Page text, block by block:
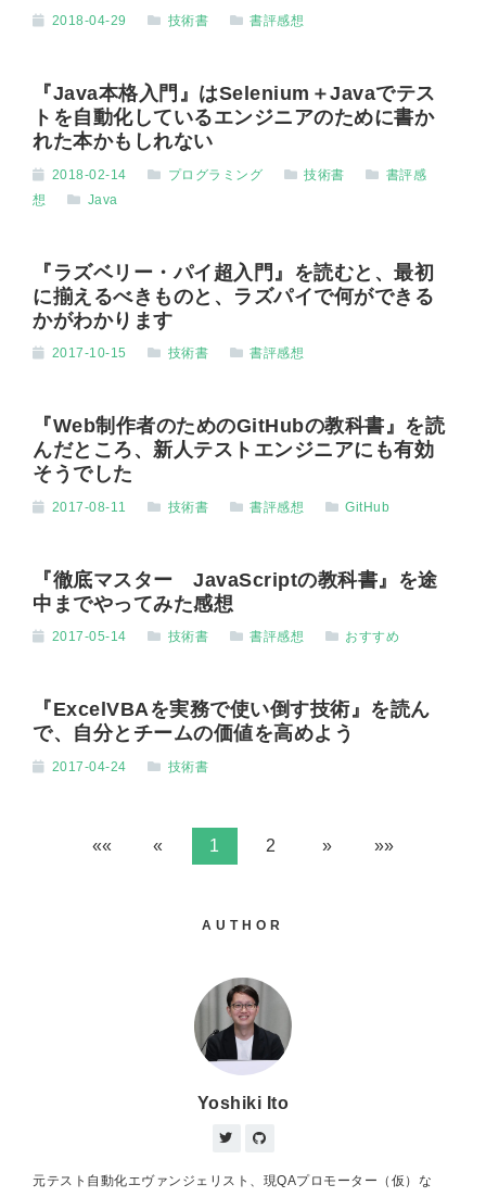
2018-04-29 技術書 書評感想
『Java本格入門』はSelenium＋Javaでテス
トを自動化しているエンジニアのために書か
れた本かもしれない
2018-02-14 プログラミング 技術書
書評感
想
Java
『ラズベリー・パイ超入門』を読むと、最初
に揃えるべきものと、ラズパイで何ができる
かがわかります
2017-10-15 技術書 書評感想
『Web制作者のためのGitHubの教科書』を読
んだところ、新人テストエンジニアにも有効
そうでした
2017-08-11 技術書 書評感想 GitHub
『徹底マスター JavaScriptの教科書』を途
中までやってみた感想
2017-05-14 技術書 書評感想 おすすめ
『ExcelVBAを実務で使い倒す技術』を読ん
で、自分とチームの価値を高めよう
2017-04-24 技術書
«« « 1 2 » »»
AUTHOR
Yoshiki Ito
元テスト自動化エヴァンジェリスト、現QAプロモーター（仮）な